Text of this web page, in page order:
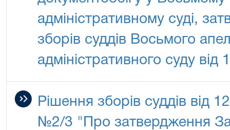
адміністративному суді,
зборів суддів Восьмого
адміністративного суду
Рішення зборів суддів від
№2/3 "Про затвердження